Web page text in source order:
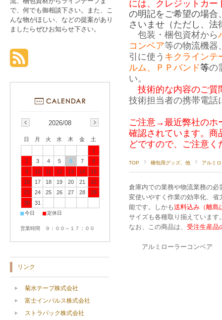
には、クレジットカ
の明記をご希望の場合
さいませ（ただし、
包装・梱包資材から
コンベア等の物流機器
引に使う キクラインテ
ルム、ＰＰバンド等の
い。
技術的な内容のご質
技術担当者の携帯電話
ご注意→最近弊社のホ
確認されています。商
どですので、ご注意
TOP 梱包用グッズ、他 アルミ
倉庫内での業務や物流業務の
変使いやすく作業の効率化、
能です。しかも送料込み（離島
サイズも各種取り揃えています
なお、この商品は、 受注生産品
アルミローラーコンベ
で、何でも御相談下さい。また、こ
んな物がほしい、などの提案があり
ましたらぜひお知らせ下さい。
2026/08
日 月 火 水 木 金
土
1
2
3 4 5 6 7
8
9
10 11 12 13 14
15
16
17 18 19 20 21
22
23
24 25 26 27 28
29
30
31
■今日 ■定休日
営業時間 ９：００～１７：００
リンク
菊水テープ株式会社
富士インパルス株式会社
ストラパック株式会社